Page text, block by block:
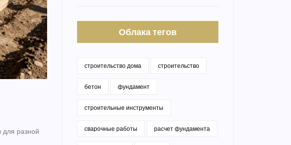
разной
Облака тегов
строительство дома строительство
бетон фундамент
строительные инструменты
сварочные работы расчет фундамента